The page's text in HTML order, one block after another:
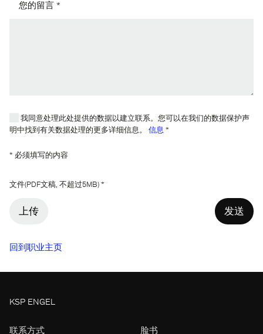
您的留言 *
我同意处理此处提供的数据以建立联系。您可以在我们的数据保护声
明中找到有关数据处理的更多详细信息。 信息 *
* 必须填写的内容
文件(PDF文稿, 不超过5MB) *
上传
回到职业主页
欢迎您随时了解我们的最新状况。
KSP ENGEL
联系方式 脸书